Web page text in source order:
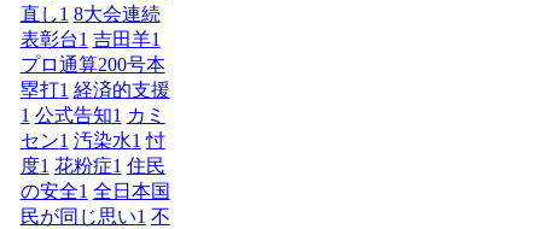
直し1 8大会連続
表彰台1 吉田羊1
プロ通算200号本
塁打1 経済的支援
1 公式告知1 カミ
セン1 汚染水1 忖
度1 花粉症1 住民
の安全1 全日本国
民が同じ思い1 不